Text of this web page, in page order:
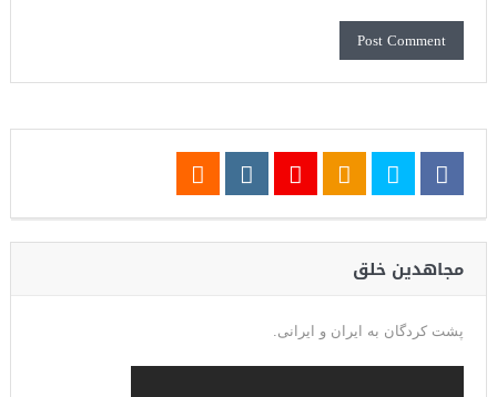
مجاهدین خلق
پشت کردگان به ایران و ایرانی.